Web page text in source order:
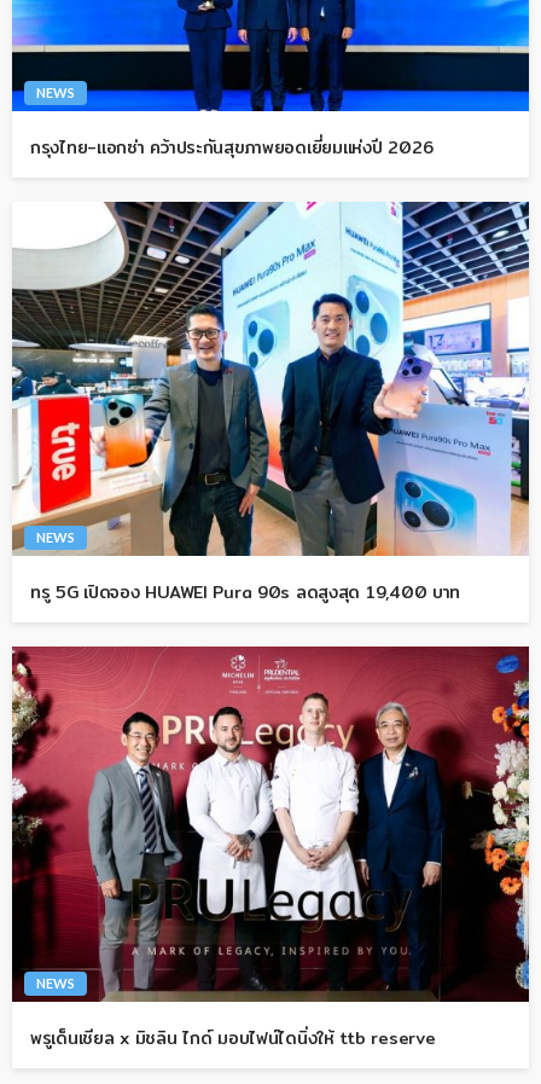
NEWS
กรุงไทย-แอกซ่า คว้าประกันสุขภาพยอดเยี่ยมแห่งปี 2026
NEWS
ทรู 5G เปิดจอง HUAWEI Pura 90s ลดสูงสุด 19,400 บาท
NEWS
พรูเด็นเชียล x มิชลิน ไกด์ มอบไฟน์ไดนิ่งให้ ttb reserve